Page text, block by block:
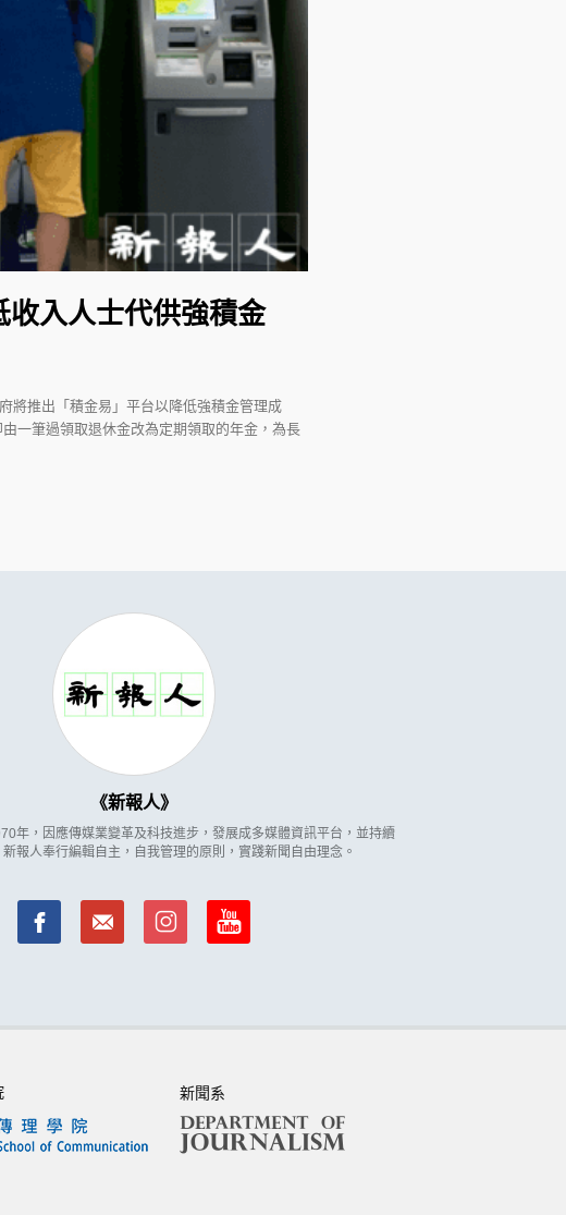
收入人士代供強積金
將推出「積金易」平台以降低強積金管理成
一筆過領取退休金改為定期領取的年金，為長
新報人
年，因應傳媒業變革及科技進步，發展成多媒體資訊平台，並持續
報人奉行編輯自主，自我管理的原則，實踐新聞自由理念。
新聞系